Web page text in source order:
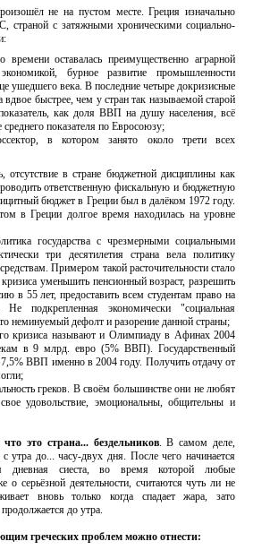
не на пустом месте. Греция изначально
страной с затяжными хроническими социально-
оставалась преимущественно аграрной
бурное развитие промышленности
ушедшего века. В последние четыре докризисные
вдвое быстрее, чем у стран так называемой старой
как доля ВВП на душу населения, всё
показателя по Евросоюзу;
в котором занято около трети всех
отсутствие в стране бюджетной дисциплины как
ответственную фискальную и бюджетную
бюджет в Греции был в далёком 1972 году.
в Греции долгое время находилась на уровне
государства с чрезмерными социальными
три десятилетия страна вела политику
Примером такой расточительности стало
уменьшить пенсионный возраст, разрешить
в 55 лет, предоставить всем студентам право на
подкрепленная экономически "социальная
неминуемый дефолт и разорение данной страны;
кризиса называют и Олимпиаду в Афинах 2004
в 9 млрд. евро (5% ВВП). Государственный
7,5% ВВП именно в 2004 году. Получить отдачу от
греков. В своём большинстве они не любят
удовольствие, эмоциональны, общительны и
это страна... бездельников. В самом деле,
утра до... часу-двух дня. После чего начинается
дневная сиеста, во время которой любые
о серьёзной деятельности, считаются чуть ли не
вновь только когда спадает жара, зато
до утра.
греческих проблем можно отнести: